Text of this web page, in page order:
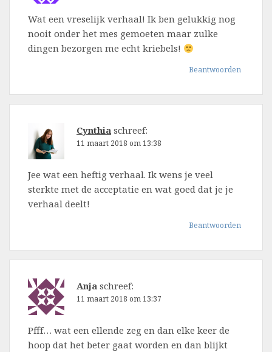
Wat een vreselijk verhaal! Ik ben gelukkig nog
nooit onder het mes gemoeten maar zulke
dingen bezorgen me echt kriebels!
Beantwoorden
Cynthia schreef:
11 maart 2018 om 13:38
Jee wat een heftig verhaal. Ik wens je veel
sterkte met de acceptatie en wat goed dat je je
verhaal deelt!
Beantwoorden
Anja schreef:
11 maart 2018 om 13:37
Pfff… wat een ellende zeg en dan elke keer de
hoop dat het beter gaat worden en dan blijkt